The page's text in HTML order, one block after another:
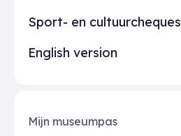
Sport- en cultuurcheques
English version
Mijn museumpas